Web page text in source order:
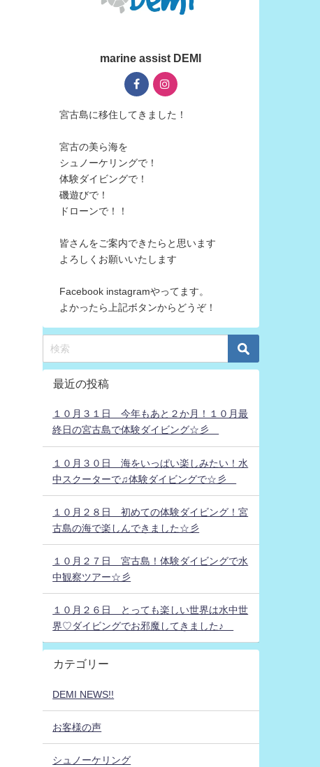
marine assist DEMI
宮古島に移住してきました！
宮古の美ら海を
シュノーケリングで！
体験ダイビングで！
磯遊びで！
ドローンで！！
皆さんをご案内できたらと思います
よろしくお願いいたします
Facebook instagramやってます。
よかったら上記ボタンからどうぞ！
最近の投稿
１０月３１日 今年もあと２か月！１０月最
終日の宮古島で体験ダイビング☆彡
１０月３０日 海をいっぱい楽しみたい！水
中スクーターで♫体験ダイビングで☆彡
１０月２８日 初めての体験ダイビング！宮
古島の海で楽しんできました☆彡
１０月２７日 宮古島！体験ダイビングで水
中観察ツアー☆彡
１０月２６日 とっても楽しい世界は水中世
界♡ダイビングでお邪魔してきました♪
カテゴリー
DEMI NEWS!!
お客様の声
シュノーケリング